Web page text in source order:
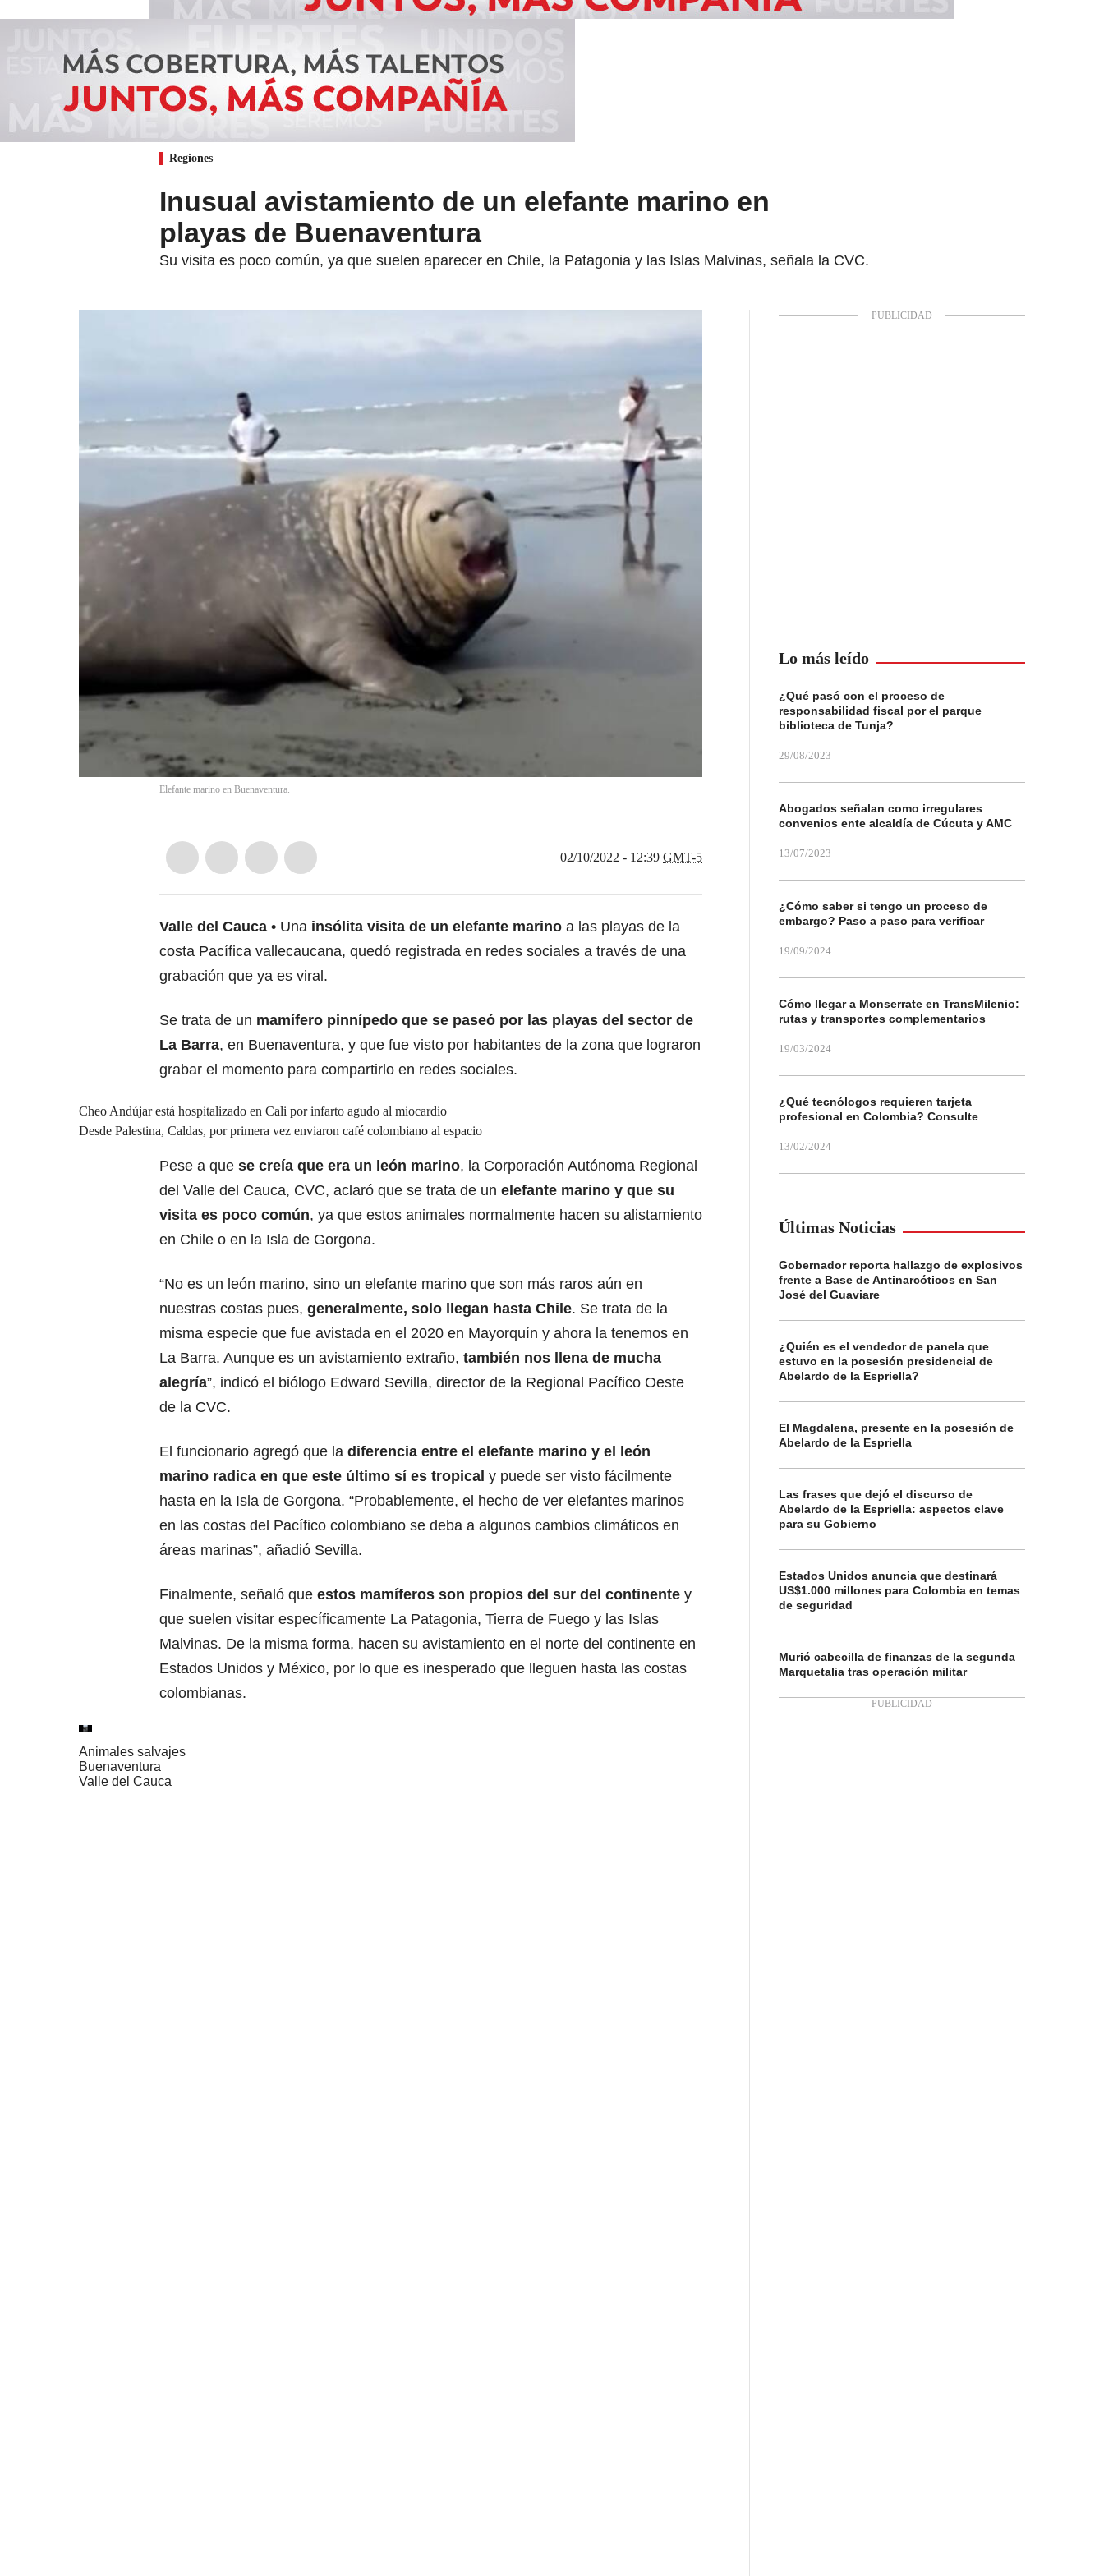
Regiones
Inusual avistamiento de un elefante marino en
playas de Buenaventura
Su visita es poco común, ya que suelen aparecer en Chile, la Patagonia y las Islas Malvinas, señala la CVC.
Elefante marino en Buenaventura.
02/10/2022 - 12:39 GMT-5
Valle del Cauca Una insólita visita de un elefante marino a las playas de la
costa Pacífica vallecaucana, quedó registrada en redes sociales a través de una
grabación que ya es viral.
Se trata de un mamífero pinnípedo que se paseó por las playas del sector de
La Barra, en Buenaventura, y que fue visto por habitantes de la zona que lograron
grabar el momento para compartirlo en redes sociales.
Cheo Andújar está hospitalizado en Cali por infarto agudo al miocardio
Desde Palestina, Caldas, por primera vez enviaron café colombiano al espacio
Pese a que se creía que era un león marino, la Corporación Autónoma Regional
del Valle del Cauca, CVC, aclaró que se trata de un elefante marino y que su
visita es poco común, ya que estos animales normalmente hacen su alistamiento
en Chile o en la Isla de Gorgona.
“No es un león marino, sino un elefante marino que son más raros aún en
nuestras costas pues, generalmente, solo llegan hasta Chile. Se trata de la
misma especie que fue avistada en el 2020 en Mayorquín y ahora la tenemos en
La Barra. Aunque es un avistamiento extraño, también nos llena de mucha
alegría”, indicó el biólogo Edward Sevilla, director de la Regional Pacífico Oeste
de la CVC.
El funcionario agregó que la diferencia entre el elefante marino y el león
marino radica en que este último sí es tropical y puede ser visto fácilmente
hasta en la Isla de Gorgona. “Probablemente, el hecho de ver elefantes marinos
en las costas del Pacífico colombiano se deba a algunos cambios climáticos en
áreas marinas”, añadió Sevilla.
Finalmente, señaló que estos mamíferos son propios del sur del continente y
que suelen visitar específicamente La Patagonia, Tierra de Fuego y las Islas
Malvinas. De la misma forma, hacen su avistamiento en el norte del continente en
Estados Unidos y México, por lo que es inesperado que lleguen hasta las costas
colombianas.
Animales salvajes
Buenaventura
Valle del Cauca
Lo más leído
¿Qué pasó con el proceso de
responsabilidad fiscal por el parque
biblioteca de Tunja?
29/08/2023
Abogados señalan como irregulares
convenios ente alcaldía de Cúcuta y AMC
13/07/2023
¿Cómo saber si tengo un proceso de
embargo? Paso a paso para verificar
19/09/2024
Cómo llegar a Monserrate en TransMilenio:
rutas y transportes complementarios
19/03/2024
¿Qué tecnólogos requieren tarjeta
profesional en Colombia? Consulte
13/02/2024
Últimas Noticias
Gobernador reporta hallazgo de explosivos
frente a Base de Antinarcóticos en San
José del Guaviare
¿Quién es el vendedor de panela que
estuvo en la posesión presidencial de
Abelardo de la Espriella?
El Magdalena, presente en la posesión de
Abelardo de la Espriella
Las frases que dejó el discurso de
Abelardo de la Espriella: aspectos clave
para su Gobierno
Estados Unidos anuncia que destinará
US$1.000 millones para Colombia en temas
de seguridad
Murió cabecilla de finanzas de la segunda
Marquetalia tras operación militar